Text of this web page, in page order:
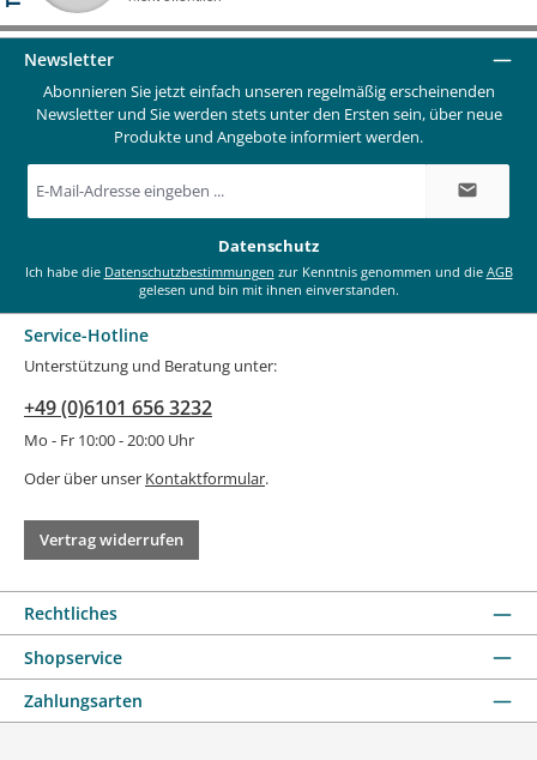
Newsletter
Abonnieren Sie jetzt einfach unseren regelmäßig erscheinenden
Newsletter und Sie werden stets unter den Ersten sein, über neue
Produkte und Angebote informiert werden.
Mail-
Datenschutz
Ich habe die Datenschutzbestimmungen zur Kenntnis genommen und die AGB
gelesen und bin mit ihnen einverstanden.
Service-Hotline
Unterstützung und Beratung unter:
+49 (0)6101 656 3232
Mo - Fr 10:00 - 20:00 Uhr
Oder über unser Kontaktformular.
Vertrag widerrufen
Rechtliches
Shopservice
Zahlungsarten